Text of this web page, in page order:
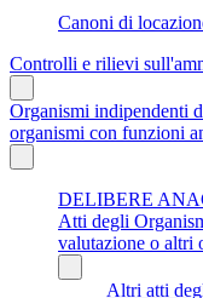
Canoni di
Controlli e rilievi
Organismi indipendenti
organismi con funzioni
DELIBERE
Atti degli
valutazione o altri
Altri atti